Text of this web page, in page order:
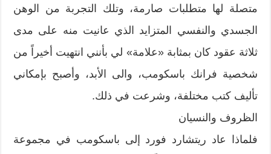
متصلة لها متطلبات صارمة، وتلك التجربة من الوهن
الجسدي والنفسي المتزايد الذي عانيت منه على مدى
ثلاثة عقود كان بمثابة «علامة» لي بأنني انتهيت أخيراً من
شخصية فرانك باسكومب، والى الأبد، وأصبح بإمكاني
تأليف كتب مختلفة، وشرعت في ذلك.
الظروف والنسيان
فلماذا عاد ريتشارد فورد إلى باسكومب في مجموعة